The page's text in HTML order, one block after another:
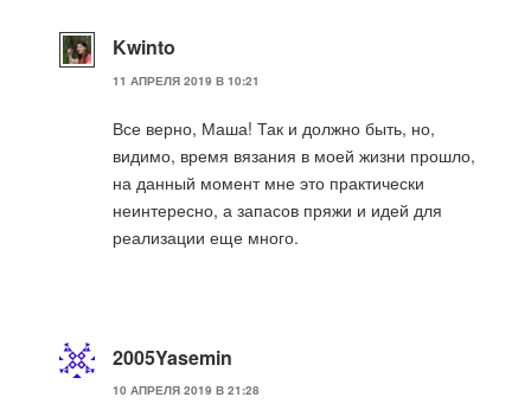
Kwinto
11 АПРЕЛЯ 2019 В 10:21
Все верно, Маша! Так и должно быть, но,
видимо, время вязания в моей жизни прошло,
на данный момент мне это практически
неинтересно, а запасов пряжи и идей для
реализации еще много.
2005Yasemin
10 АПРЕЛЯ 2019 В 21:28